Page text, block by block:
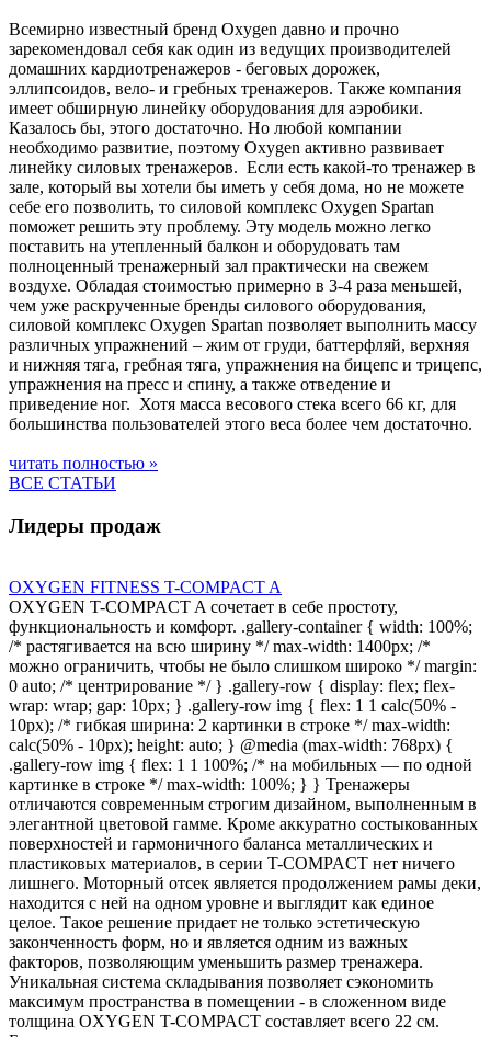
Всемирно известный бренд Oxygen давно и прочно
зарекомендовал себя как один из ведущих производителей
домашних кардиотренажеров - беговых дорожек,
эллипсоидов, вело- и гребных тренажеров. Также компания
имеет обширную линейку оборудования для аэробики.
Казалось бы, этого достаточно. Но любой компании
необходимо развитие, поэтому Oxygen активно развивает
линейку силовых тренажеров. Если есть какой-то тренажер в
зале, который вы хотели бы иметь у себя дома, но не можете
себе его позволить, то силовой комплекс Oxygen Spartan
поможет решить эту проблему. Эту модель можно легко
поставить на утепленный балкон и оборудовать там
полноценный тренажерный зал практически на свежем
воздухе. Обладая стоимостью примерно в 3-4 раза меньшей,
чем уже раскрученные бренды силового оборудования,
силовой комплекс Oxygen Spartan позволяет выполнить массу
различных упражнений – жим от груди, баттерфляй, верхняя
и нижняя тяга, гребная тяга, упражнения на бицепс и трицепс,
упражнения на пресс и спину, а также отведение и
приведение ног. Хотя масса весового стека всего 66 кг, для
большинства пользователей этого веса более чем достаточно.
читать полностью »
ВСЕ СТАТЬИ
Лидеры продаж
OXYGEN FITNESS T-COMPACT A
OXYGEN T-COMPACT A сочетает в себе простоту,
функциональность и комфорт. .gallery-container { width: 100%;
/* растягивается на всю ширину */ max-width: 1400px; /*
можно ограничить, чтобы не было слишком широко */ margin:
0 auto; /* центрирование */ } .gallery-row { display: flex; flex-
wrap: wrap; gap: 10px; } .gallery-row img { flex: 1 1 calc(50% -
10px); /* гибкая ширина: 2 картинки в строке */ max-width:
calc(50% - 10px); height: auto; } @media (max-width: 768px) {
.gallery-row img { flex: 1 1 100%; /* на мобильных — по одной
картинке в строке */ max-width: 100%; } } Тренажеры
отличаются современным строгим дизайном, выполненным в
элегантной цветовой гамме. Кроме аккуратно состыкованных
поверхностей и гармоничного баланса металлических и
пластиковых материалов, в серии T-COMPACT нет ничего
лишнего. Моторный отсек является продолжением рамы деки,
находится с ней на одном уровне и выглядит как единое
целое. Такое решение придает не только эстетическую
законченность форм, но и является одним из важных
факторов, позволяющим уменьшить размер тренажера.
Уникальная система складывания позволяет сэкономить
максимум пространства в помещении - в сложенном виде
толщина OXYGEN T-COMPACT составляет всего 22 см.